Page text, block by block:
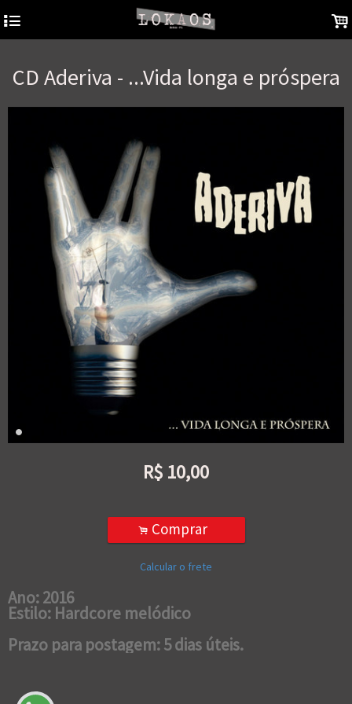
4 .
CD Aderiva - ...Vida longa e próspera
R$ 10,00
. Comprar
Calcular o frete
Ano: 2016
Estilo: Hardcore melódico
Prazo para postagem: 5 dias úteis.